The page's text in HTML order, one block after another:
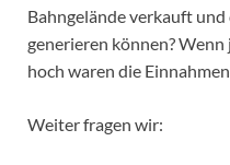
Bahngelände verkauft
generieren können?
hoch waren die
Weiter fragen wir: